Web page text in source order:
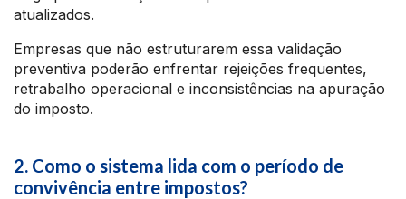
atualizados.
Empresas que não estruturarem essa validação
preventiva poderão enfrentar rejeições frequentes,
retrabalho operacional e inconsistências na apuração
do imposto.
2. Como o sistema lida com o período de
convivência entre impostos?